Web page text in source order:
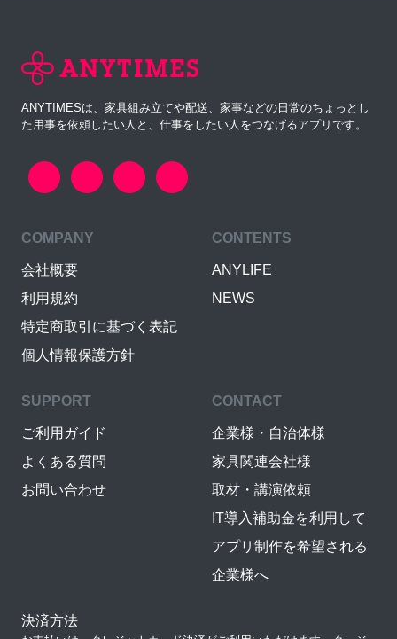
ANYTIMESは、家具組み立てや配送、家事などの日常のちょっとし
た用事を依頼したい人と、仕事をしたい人をつなげるアプリです。
COMPANY
会社概要
利用規約
特定商取引に基づく表記
個人情報保護方針
CONTENTS
ANYLIFE
NEWS
SUPPORT
ご利用ガイド
よくある質問
お問い合わせ
CONTACT
企業様・自治体様
家具関連会社様
取材・講演依頼
IT導入補助金を利用して
アプリ制作を希望される
企業様へ
決済方法